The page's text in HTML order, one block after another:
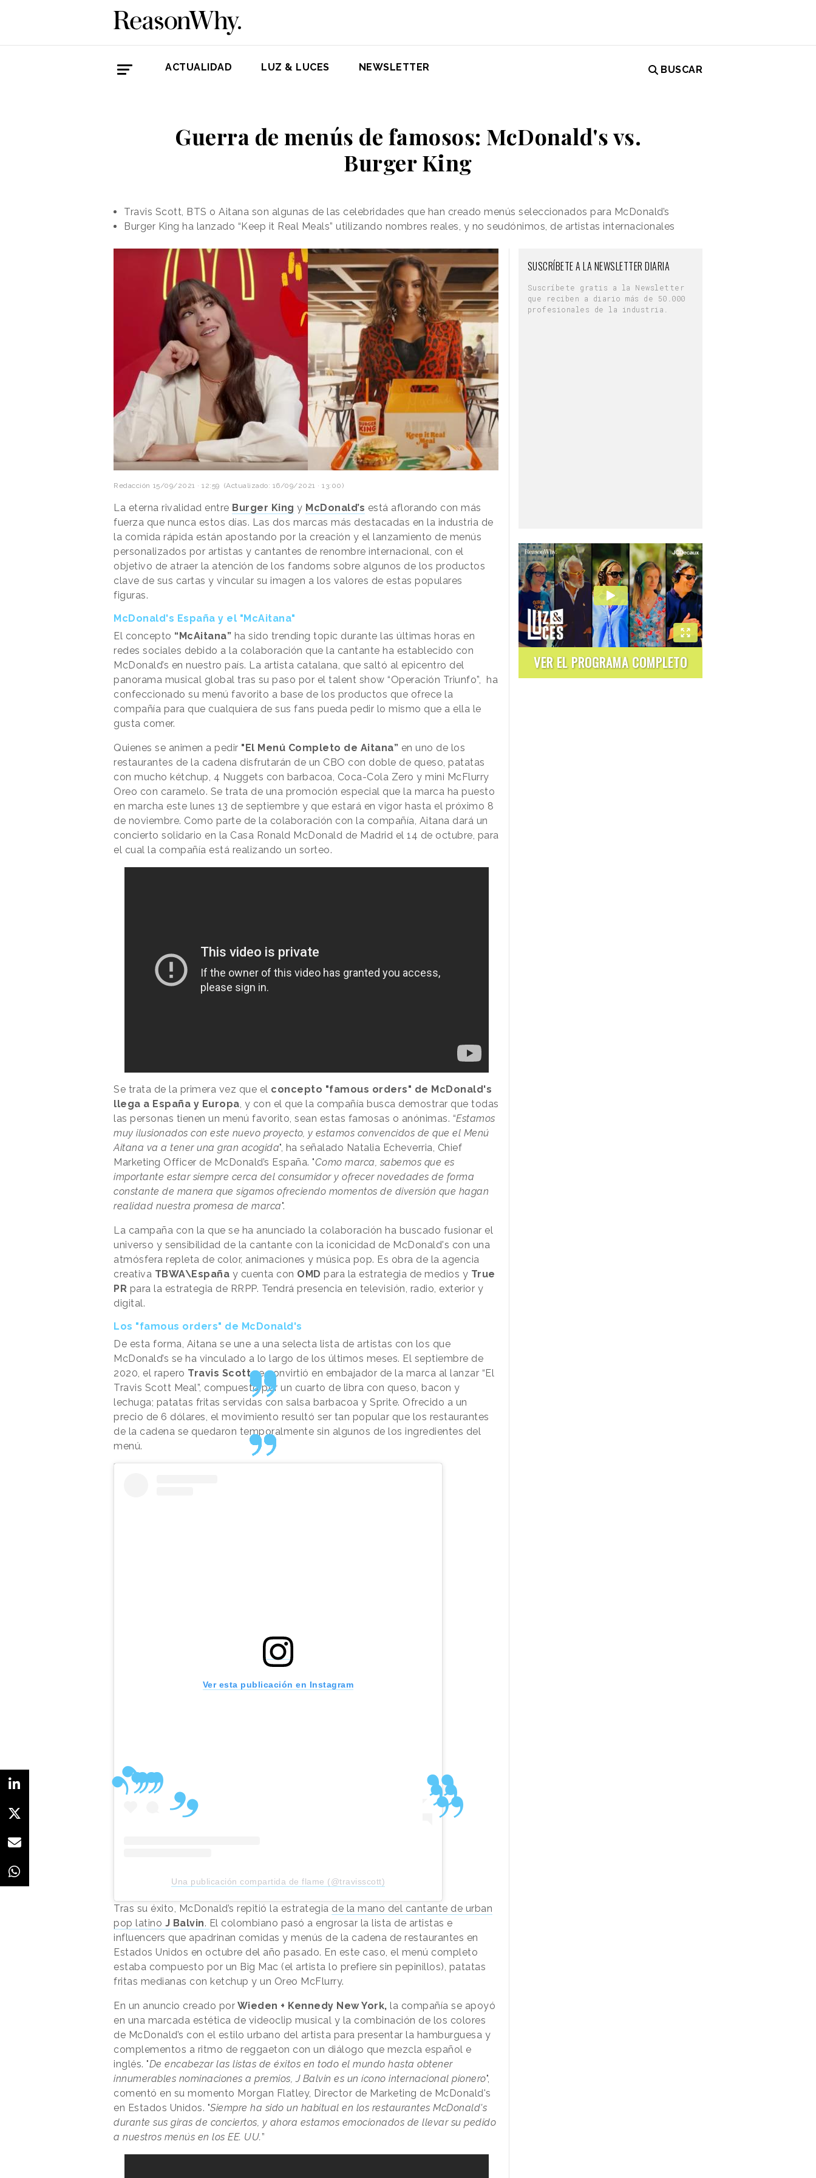
ACTUALIDAD LUZ & LUCES NEWSLETTER BUSCAR
Guerra de menús de famosos: McDonald's vs.
Burger King
Travis Scott, BTS o Aitana son algunas de las celebridades que han creado menús seleccionados para McDonald’s
Burger King ha lanzado “Keep it Real Meals” utilizando nombres reales, y no seudónimos, de artistas internacionales
Redacción 15/09/2021 · 12:59 (Actualizado: 16/09/2021 · 13:00)
La eterna rivalidad entre Burger King y McDonald’s está aflorando con más
fuerza que nunca estos días. Las dos marcas más destacadas en la industria de
la comida rápida están apostando por la creación y el lanzamiento de menús
personalizados por artistas y cantantes de renombre internacional, con el
objetivo de atraer la atención de los fandoms sobre algunos de los productos
clave de sus cartas y vincular su imagen a los valores de estas populares
figuras.
McDonald's España y el "McAitana"
El concepto “McAitana” ha sido trending topic durante las últimas horas en
redes sociales debido a la colaboración que la cantante ha establecido con
McDonald’s en nuestro país. La artista catalana, que saltó al epicentro del
panorama musical global tras su paso por el talent show “Operación Triunfo”, ha
confeccionado su menú favorito a base de los productos que ofrece la
compañía para que cualquiera de sus fans pueda pedir lo mismo que a ella le
gusta comer.
Quienes se animen a pedir "El Menú Completo de Aitana” en uno de los
restaurantes de la cadena disfrutarán de un CBO con doble de queso, patatas
con mucho kétchup, 4 Nuggets con barbacoa, Coca-Cola Zero y mini McFlurry
Oreo con caramelo. Se trata de una promoción especial que la marca ha puesto
en marcha este lunes 13 de septiembre y que estará en vigor hasta el próximo 8
de noviembre. Como parte de la colaboración con la compañía, Aitana dará un
concierto solidario en la Casa Ronald McDonald de Madrid el 14 de octubre, para
el cual la compañía está realizando un sorteo.
Se trata de la primera vez que el concepto "famous orders" de McDonald's
llega a España y Europa , y con el que la compañía busca demostrar que todas
las personas tienen un menú favorito, sean estas famosas o anónimas. “Estamos
muy ilusionados con este nuevo proyecto, y estamos convencidos de que el Menú
Aitana va a tener una gran acogida", ha señalado Natalia Echeverria, Chief
Marketing Officer de McDonald’s España. "Como marca, sabemos que es
importante estar siempre cerca del consumidor y ofrecer novedades de forma
constante de manera que sigamos ofreciendo momentos de diversión que hagan
realidad nuestra promesa de marca".
La campaña con la que se ha anunciado la colaboración ha buscado fusionar el
universo y sensibilidad de la cantante con la iconicidad de McDonald's con una
atmósfera repleta de color, animaciones y música pop. Es obra de la agencia
creativa TBWA\España y cuenta con OMD para la estrategia de medios y True
PR para la estrategia de RRPP. Tendrá presencia en televisión, radio, exterior y
digital.
Los "famous orders" de McDonald's
De esta forma, Aitana se une a una selecta lista de artistas con los que
McDonald’s se ha vinculado a lo largo de los últimos meses. El septiembre de
2020, el rapero Travis Scottse convirtió en embajador de la marca al lanzar “El
Travis Scott Meal”, compuesto por un cuarto de libra con queso, bacon y
lechuga; patatas fritas servidas con salsa barbacoa y Sprite. Ofrecido a un
precio de 6 dólares, el movimiento resultó ser tan popular que los restaurantes
de la cadena se quedaron temporalmente sin algunos de los ingredientes del
menú.
Ver esta publicación en Instagram
Una publicación compartida de flame (@travisscott)
Tras su éxito, McDonald’s repitió la estrategia de la mano del cantante de urban
pop latino J Balvin. El colombiano pasó a engrosar la lista de artistas e
influencers que apadrinan comidas y menús de la cadena de restaurantes en
Estados Unidos en octubre del año pasado. En este caso, el menú completo
estaba compuesto por un Big Mac (el artista lo prefiere sin pepinillos), patatas
fritas medianas con ketchup y un Oreo McFlurry.
En un anuncio creado por Wieden + Kennedy New York, la compañía se apoyó
en una marcada estética de videoclip musical y la combinación de los colores
de McDonald’s con el estilo urbano del artista para presentar la hamburguesa y
complementos a ritmo de reggaeton con un diálogo que mezcla español e
inglés. "De encabezar las listas de éxitos en todo el mundo hasta obtener
innumerables nominaciones a premios, J Balvin es un ícono internacional pionero",
comentó en su momento Morgan Flatley, Director de Marketing de McDonald's
en Estados Unidos. "Siempre ha sido un habitual en los restaurantes McDonald's
durante sus giras de conciertos, y ahora estamos emocionados de llevar su pedido
a nuestros menús en los EE. UU.”
SUSCRÍBETE A LA NEWSLETTER DIARIA
Suscríbete gratis a la Newsletter
que reciben a diario más de 50.000
profesionales de la industria.
VER EL PROGRAMA COMPLETO